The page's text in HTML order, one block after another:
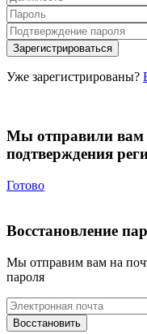
Уже зарегистрированы?
Мы отправили вам
подтверждения
Готово
Восстановление
Мы отправим вам на
пароля